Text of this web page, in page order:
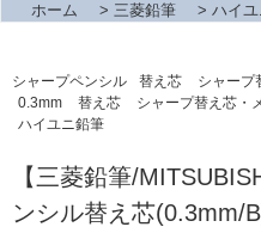
ホーム
> 三菱鉛筆 > ハイ
シャープペンシル 替え芯 シャープ
0.3mm
替え芯 シャープ替え芯・
ハイユニ鉛筆
【三菱鉛筆/
ンシル替え芯(0.3mm/